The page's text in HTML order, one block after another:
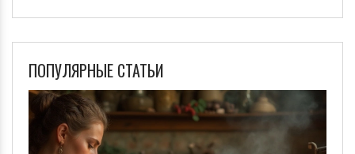
ПОПУЛЯРНЫЕ СТАТЬИ